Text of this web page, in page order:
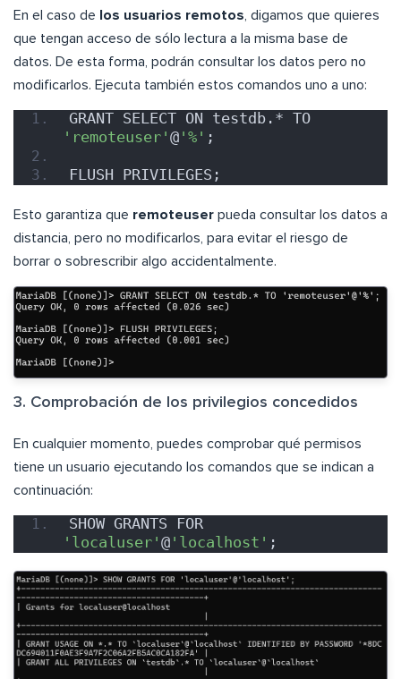
En el caso de los usuarios remotos, digamos que quieres
que tengan acceso de sólo lectura a la misma base de
datos. De esta forma, podrán consultar los datos pero no
modificarlos. Ejecuta también estos comandos uno a uno:
'remoteuser' @ '%' ;
FLUSH PRIVILEGES;
Esto garantiza que remoteuser pueda consultar los datos a
distancia, pero no modificarlos, para evitar el riesgo de
borrar o sobrescribir algo accidentalmente.
3. Comprobación de los privilegios concedidos
En cualquier momento, puedes comprobar qué permisos
tiene un usuario ejecutando los comandos que se indican a
continuación:
'localuser' @ 'localhost' ;